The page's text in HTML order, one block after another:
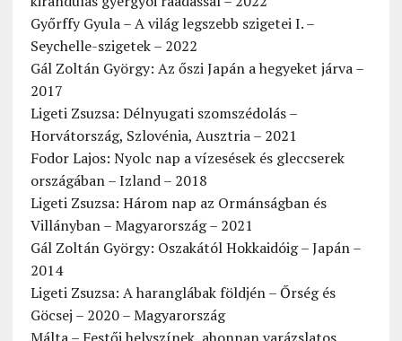
Győrffy Gyula – A világ legszebb szigetei I. –
Seychelle-szigetek – 2022
Gál Zoltán György: Az őszi Japán a hegyeket járva –
2017
Ligeti Zsuzsa: Délnyugati szomszédolás –
Horvátország, Szlovénia, Ausztria – 2021
Fodor Lajos: Nyolc nap a vízesések és gleccserek
országában – Izland – 2018
Ligeti Zsuzsa: Három nap az Ormánságban és
Villányban – Magyarország – 2021
Gál Zoltán György: Oszakától Hokkaidóig – Japán –
2014
Ligeti Zsuzsa: A haranglábak földjén – Őrség és
Göcsej – 2020 – Magyarország